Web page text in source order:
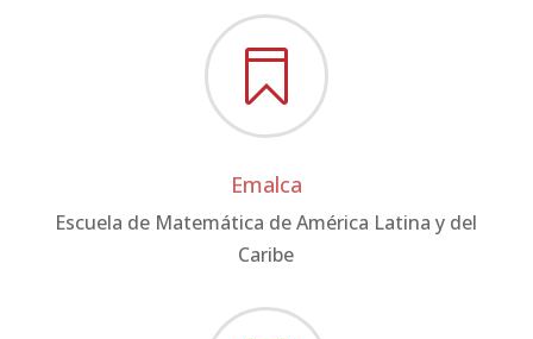

Emalca
Escuela de Matemática de América Latina y del
Caribe